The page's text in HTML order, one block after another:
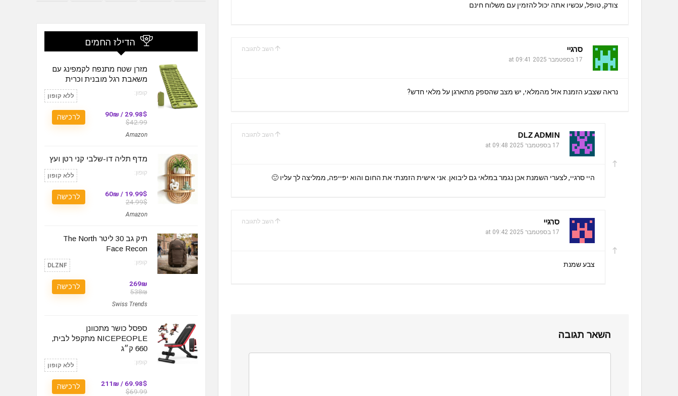
צודק, טופל, עכשיו אתה יכול להזמין עם משלוח חינם
השב לתגובה סרגיי
17 בספטמבר 2025 at 09:41
נראה שצבע הזמנת אזל מהמלאי, יש מצב שהספק מתארגן על מלאי חדש?
השב לתגובה DLZ ADMIN
17 בספטמבר 2025 at 09:48
היי סרגיי, לצערי השמנת אכן נגמר במלאי גם ליבואן. אני אישית הזמנתי את החום והוא יפייפה, ממליצה לך עליו 🙂
השב לתגובה סרגיי
17 בספטמבר 2025 at 09:42
צבע שמנת
השאר תגובה
הדילז החמים
מזרן שטח מתנפח לקמפינג עם
משאבת רגל מובנית וכרית
קופון: ללא קופון
29.98$ / 90₪
$42.99
Amazon
לרכישה
מדף תליה דו-שלבי קני רטן ועץ
קופון: ללא קופון
19.99$ / 60₪
24.99$
Amazon
לרכישה
תיק גב 30 ליטר The North
Face Recon
קופון: DLZNF
269₪
538₪
Swiss Trends
לרכישה
ספסל כושר מתכוונן
NICEPEOPLE מתקפל לבית,
660 ק״ג
קופון: ללא קופון
69.98$ / 211₪
$69.99
לרכישה